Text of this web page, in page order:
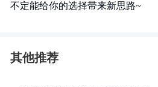
不定能给你的选择带来新思路~
其他推荐